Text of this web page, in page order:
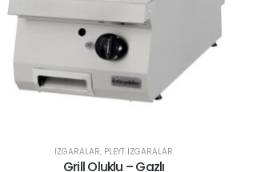
IZGARALAR, PLEYT IZGARALAR
Grill Düz- Elektrikli